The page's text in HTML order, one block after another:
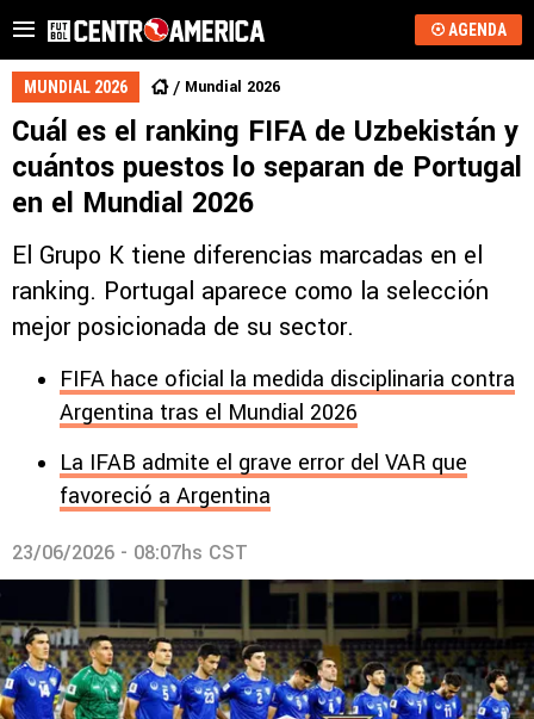
AGENDA
MUNDIAL 2026 Mundial 2026
Cuál es el ranking FIFA de Uzbekistán y
cuántos puestos lo separan de Portugal
en el Mundial 2026
El Grupo K tiene diferencias marcadas en el
ranking. Portugal aparece como la selección
mejor posicionada de su sector.
FIFA hace oficial la medida disciplinaria contra
Argentina tras el Mundial 2026
La IFAB admite el grave error del VAR que
favoreció a Argentina
23/06/2026 - 08:07hs CST